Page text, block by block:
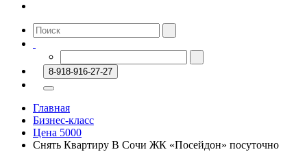
8-918-916-27-27
Главная
Бизнес-класс
Цена 5000
Снять Квартиру В Сочи ЖК «Посейдон» посуточно